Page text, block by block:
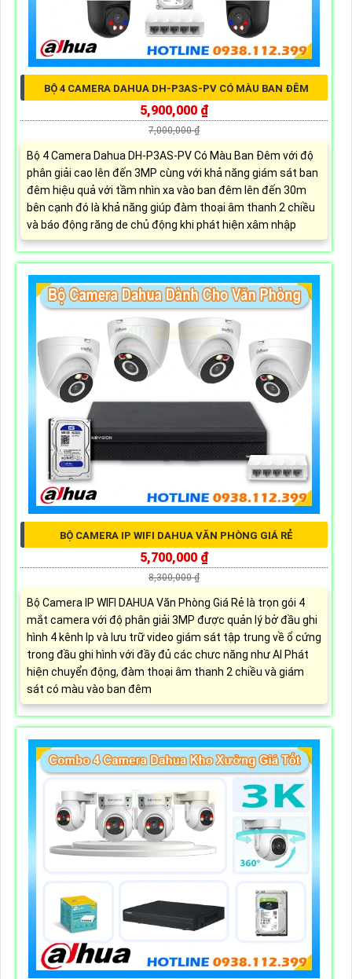
BỘ 4 CAMERA DAHUA DH-P3AS-PV CÓ MÀU BAN ĐÊM
5,900,000 ₫
7,000,000 ₫
Bộ 4 Camera Dahua DH-P3AS-PV Có Màu Ban Đêm với độ
phân giải cao lên đến 3MP cùng với khả năng giám sát ban
đêm hiệu quả với tầm nhìn xa vào ban đêm lên đến 30m
bên cạnh đó là khả năng giúp đàm thoại âm thanh 2 chiều
và báo động răng de chủ động khi phát hiện xâm nhập
BỘ CAMERA IP WIFI DAHUA VĂN PHÒNG GIÁ RẺ
5,700,000 ₫
8,300,000 ₫
Bộ Camera IP WIFI DAHUA Văn Phòng Giá Rẻ là trọn gói 4
mắt camera với độ phân giải 3MP được quản lý bở đầu ghi
hình 4 kênh Ip và lưu trữ video giám sát tập trung về ổ cứng
trong đầu ghi hình với đầy đủ các chưc năng như AI Phát
hiện chuyển động, đàm thoại âm thanh 2 chiều và giám
sát có màu vào ban đêm